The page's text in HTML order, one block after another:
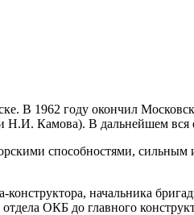
В 1962 году окончил
Камова). В дальнейшем вся
способностями,
начальника
ОКБ до главного